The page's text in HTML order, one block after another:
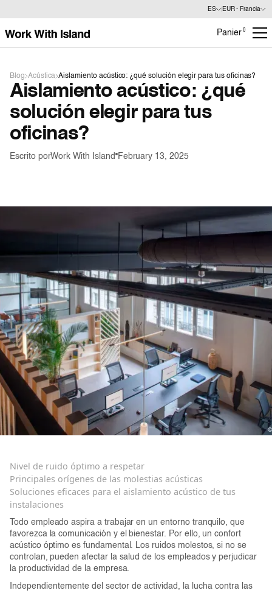
ES EUR - Francia
Panier 0
Blog Acústica Aislamiento acústico: ¿qué solución elegir para tus oficinas?
Aislamiento acústico: ¿qué
solución elegir para tus
oficinas?
Escrito porWork With Island February 13, 2025
Nivel de ruido óptimo a respetar
Principales orígenes de las molestias acústicas
Soluciones eficaces para el aislamiento acústico de tus
instalaciones
Todo empleado aspira a trabajar en un entorno tranquilo, que
favorezca la comunicación y el bienestar. Por ello, un confort
acústico óptimo es fundamental. Los ruidos molestos, si no se
controlan, pueden afectar la salud de los empleados y perjudicar
la productividad de la empresa.
Independientemente del sector de actividad, la lucha contra las